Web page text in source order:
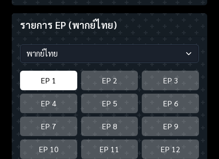
รายการ EP (พากย์ไทย)
EP 1 EP 2 EP 3
EP 4 EP 5 EP 6
EP 7 EP 8 EP 9
EP 10 EP 11 EP 12